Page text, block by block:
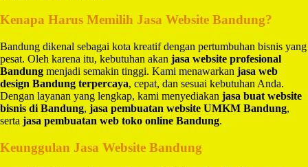
Kenapa Harus Memilih Jasa Website Bandung?
Bandung dikenal sebagai kota kreatif dengan pertumbuhan bisnis yang
pesat. Oleh karena itu, kebutuhan akan jasa website profesional
Bandung menjadi semakin tinggi. Kami menawarkan jasa web
design Bandung terpercaya, cepat, dan sesuai kebutuhan Anda.
Dengan layanan yang lengkap, kami menyediakan jasa buat website
bisnis di Bandung, jasa pembuatan website UMKM Bandung,
serta jasa pembuatan web toko online Bandung.
Keunggulan Jasa Website Bandung